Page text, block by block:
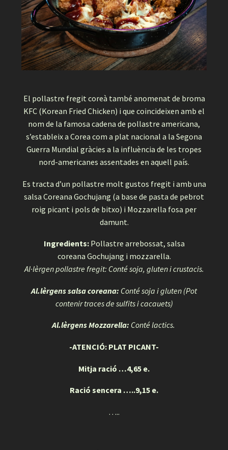
El pollastre fregit coreà també anomenat de broma
KFC (Korean Fried Chicken) i que coincideixen amb el
nom de la famosa cadena de pollastre americana,
s’estableix a Corea com a plat nacional a la Segona
Guerra Mundial gràcies a la influència de les tropes
nord-americanes assentades en aquell país.
Es tracta d’un pollastre molt gustos fregit i amb una
salsa Coreana Gochujang (a base de pasta de pebrot
roig picant i pols de bitxo) i Mozzarella fosa per
damunt.
Ingredients:Pollastre arrebossat, salsa
coreana Gochujang i mozzarella.
Al·lèrgen pollastre fregit: Conté soja, gluten i crustacis.
Al.lèrgens salsa coreana: Conté soja i gluten (Pot
contenir traces de sulfits i cacauets)
Al.lèrgens Mozzarella: Conté lactics.
-ATENCIÓ: PLAT PICANT-
Mitja ració …4,65 e.
Ració sencera …..9,15 e.
…..